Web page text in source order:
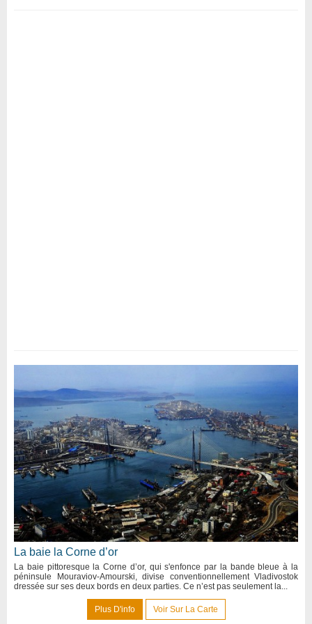
La baie la Corne d’or
La baie pittoresque la Corne d’or, qui s'enfonce par la bande bleue à la
péninsule Mouraviov-Amourski, divise conventionnellement Vladivostok
dressée sur ses deux bords en deux parties. Ce n’est pas seulement la...
Plus D'info Voir Sur La Carte